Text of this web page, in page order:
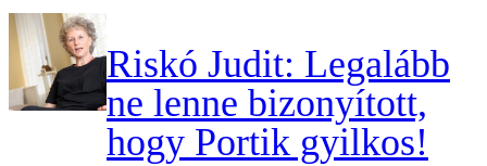
Riskó Judit: Legalább
ne lenne bizonyított,
hogy Portik gyilkos!